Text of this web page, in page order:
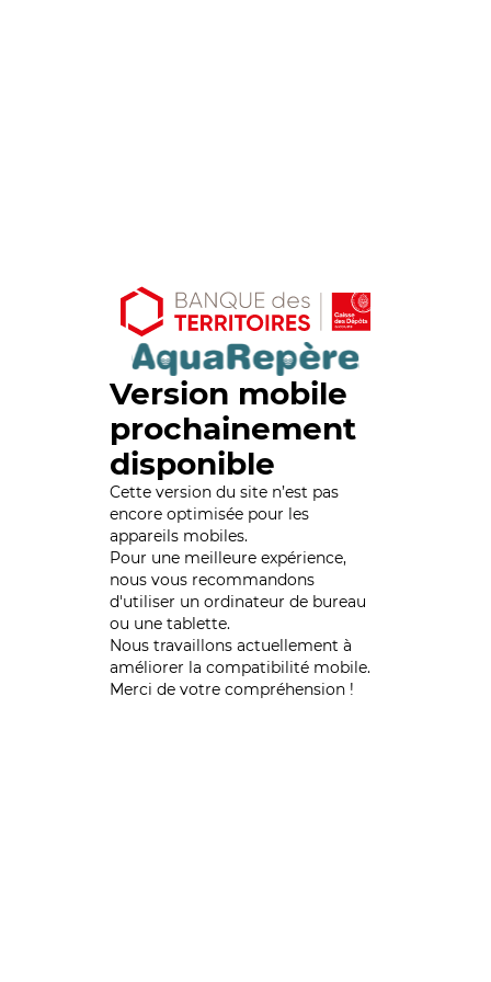
Version mobile
prochainement
disponible
Cette version du site n’est pas
encore optimisée pour les
appareils mobiles.
Pour une meilleure expérience,
nous vous recommandons
d'utiliser un ordinateur de bureau
ou une tablette.
Nous travaillons actuellement à
améliorer la compatibilité mobile.
Merci de votre compréhension !